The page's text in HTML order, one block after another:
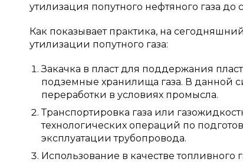
утилизация попутного нефтяного газа
Как показывает практика, на
утилизации попутного газа:
Закачка в пласт для поддержания
подземные хранилища газа. В данной
переработки в условиях промысла.
Транспортировка газа или
технологических операций по
эксплуатации трубопровода.
Использование в качестве